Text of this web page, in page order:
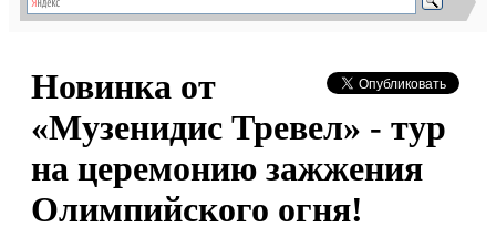
Новинка от
«Музенидис Тревел» - тур
на церемонию зажжения
Олимпийского огня!